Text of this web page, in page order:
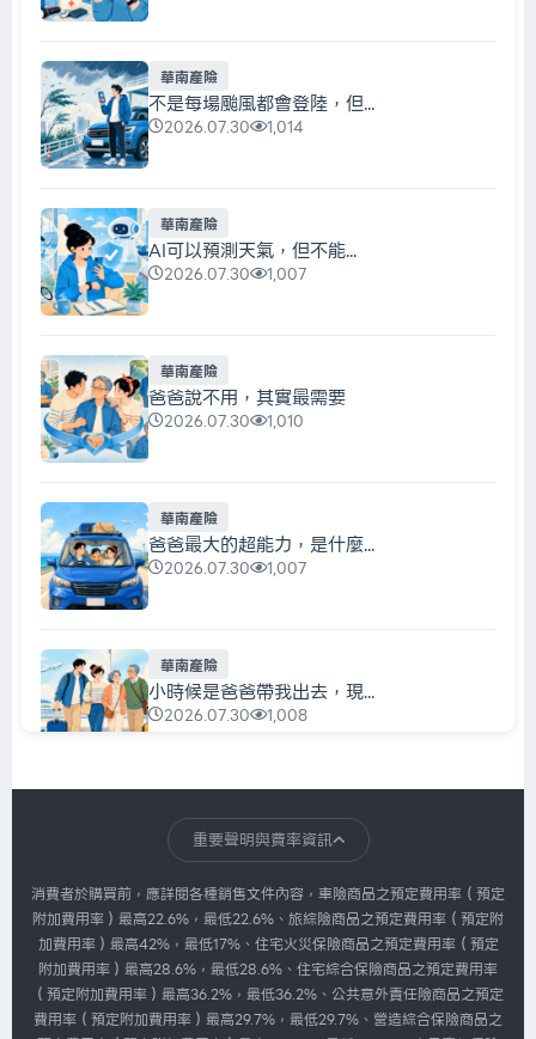
華南產險
不是每場颱風都會登陸，但...
2026.07.30 1,014
華南產險
AI可以預測天氣，但不能...
2026.07.30 1,007
華南產險
爸爸說不用，其實最需要
2026.07.30 1,010
華南產險
爸爸最大的超能力，是什麼...
2026.07.30 1,007
華南產險
小時候是爸爸帶我出去，現...
2026.07.30 1,008
每天都在充電，真正該充的...
2026.07.30 1,007
華南產險
我們忙著搶票，主辦單位忙...
2026.07.30 1,007
重要聲明與費率資訊
消費者於購買前，應詳閱各種銷售文件內容，車險商品之預定費用率（預定
附加費用率）最高22.6%，最低22.6%、旅綜險商品之預定費用率（預定附
加費用率）最高42%，最低17%、住宅火災保險商品之預定費用率（預定
附加費用率）最高28.6%，最低28.6%、住宅綜合保險商品之預定費用率
（預定附加費用率）最高36.2%，最低36.2%、公共意外責任險商品之預定
費用率（預定附加費用率）最高29.7%，最低29.7%、營造綜合保險商品之